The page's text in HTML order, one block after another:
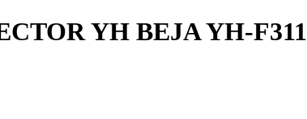
YH BEJA YH-F311